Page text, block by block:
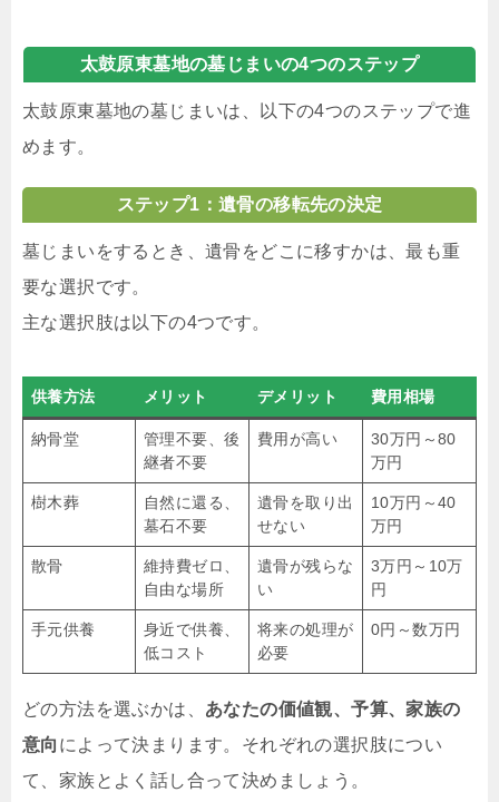
太鼓原東墓地の墓じまいの4つのステップ
太鼓原東墓地の墓じまいは、以下の4つのステップで進
めます。
ステップ1：遺骨の移転先の決定
墓じまいをするとき、遺骨をどこに移すかは、最も重
要な選択です。
主な選択肢は以下の4つです。
供養方法 メリット デメリット 費用相場
納骨堂
管理不要、後
継者不要
費用が高い
30万円～80
万円
樹木葬
自然に還る、
墓石不要
遺骨を取り出
せない
10万円～40
万円
散骨
維持費ゼロ、
自由な場所
遺骨が残らな
い
3万円～10万
円
手元供養
身近で供養、
低コスト
将来の処理が
必要
0円～数万円
どの方法を選ぶかは、 あなたの価値観、予算、家族の
意向 によって決まります。それぞれの選択肢につい
て、家族とよく話し合って決めましょう。